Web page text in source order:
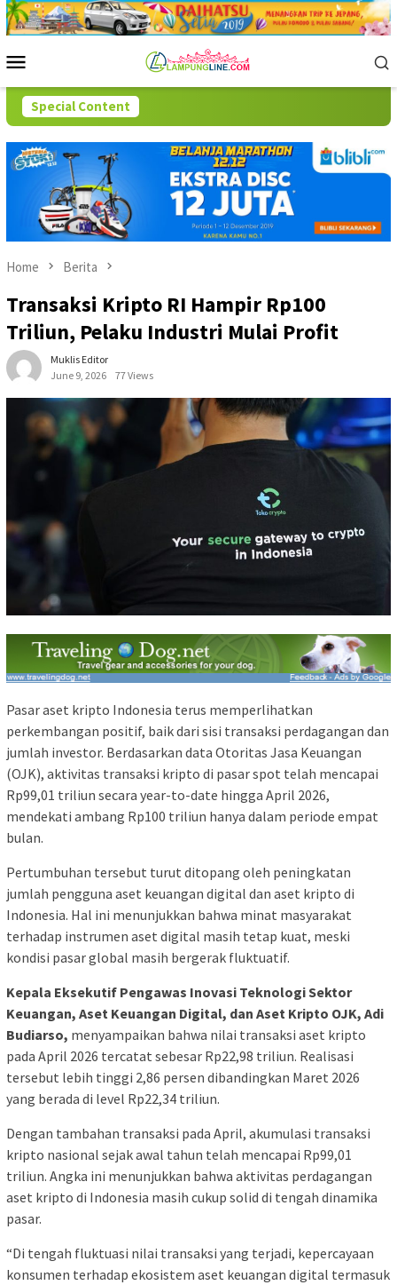
Skip
to
Menu
Special Content
Home Berita
Transaksi Kripto RI Hampir Rp100
Triliun, Pelaku Industri Mulai Profit
Muklis Editor
June 9, 2026
77 Views
Pasar aset kripto Indonesia terus memperlihatkan
perkembangan positif, baik dari sisi transaksi perdagangan dan
jumlah investor. Berdasarkan data Otoritas Jasa Keuangan
(OJK), aktivitas transaksi kripto di pasar spot telah mencapai
Rp99,01 triliun secara year-to-date hingga April 2026,
mendekati ambang Rp100 triliun hanya dalam periode empat
bulan.
Pertumbuhan tersebut turut ditopang oleh peningkatan
jumlah pengguna aset keuangan digital dan aset kripto di
Indonesia. Hal ini menunjukkan bahwa minat masyarakat
terhadap instrumen aset digital masih tetap kuat, meski
kondisi pasar global masih bergerak fluktuatif.
Kepala Eksekutif Pengawas Inovasi Teknologi Sektor
Keuangan, Aset Keuangan Digital, dan Aset Kripto OJK, Adi
Budiarso, menyampaikan bahwa nilai transaksi aset kripto
pada April 2026 tercatat sebesar Rp22,98 triliun. Realisasi
tersebut lebih tinggi 2,86 persen dibandingkan Maret 2026
yang berada di level Rp22,34 triliun.
Dengan tambahan transaksi pada April, akumulasi transaksi
kripto nasional sejak awal tahun telah mencapai Rp99,01
triliun. Angka ini menunjukkan bahwa aktivitas perdagangan
aset kripto di Indonesia masih cukup solid di tengah dinamika
pasar.
“Di tengah fluktuasi nilai transaksi yang terjadi, kepercayaan
konsumen terhadap ekosistem aset keuangan digital termasuk